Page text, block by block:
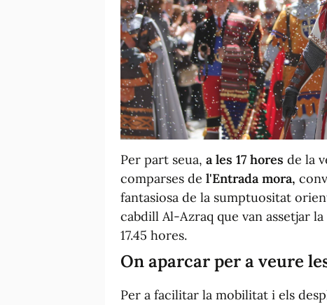
Per part seua, a les 17 hores de la
comparses de l'Entrada mora,
fantasiosa de la sumptuositat
cabdill Al-Azraq que van assetjar
17.45 hores.
On aparcar per a veure
Per a facilitar la mobilitat i els